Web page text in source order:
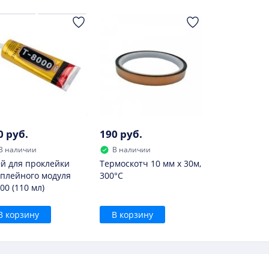
руб.
наличии
для проклейки
модуля
(110 мл)
корзину
190 руб.
В наличии
Термоскотч 10 мм х 30м,
300°С
В корзину